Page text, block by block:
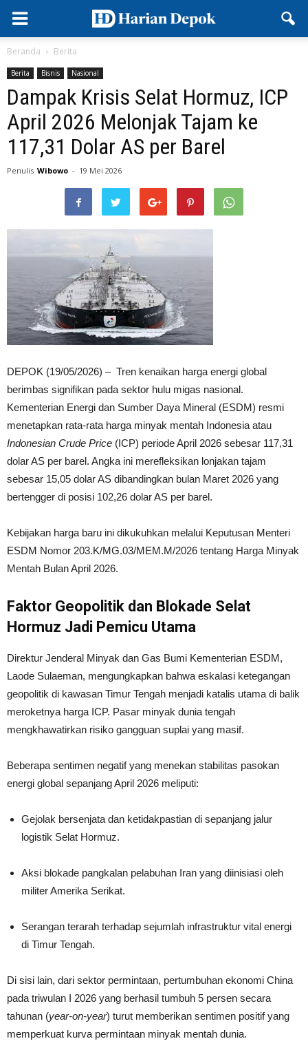
Beranda Berita
Berita Bisnis Nasional
Dampak Krisis Selat Hormuz, ICP
April 2026 Melonjak Tajam ke
117,31 Dolar AS per Barel
Penulis Wibowo - 19 Mei 2026
DEPOK (19/05/2026) – Tren kenaikan harga energi global
berimbas signifikan pada sektor hulu migas nasional.
Kementerian Energi dan Sumber Daya Mineral (ESDM) resmi
menetapkan rata-rata harga minyak mentah Indonesia atau
Indonesian Crude Price (ICP) periode April 2026 sebesar 117,31
dolar AS per barel. Angka ini merefleksikan lonjakan tajam
sebesar 15,05 dolar AS dibandingkan bulan Maret 2026 yang
bertengger di posisi 102,26 dolar AS per barel.
Kebijakan harga baru ini dikukuhkan melalui Keputusan Menteri
ESDM Nomor 203.K/MG.03/MEM.M/2026 tentang Harga Minyak
Mentah Bulan April 2026.
Faktor Geopolitik dan Blokade Selat
Hormuz Jadi Pemicu Utama
Direktur Jenderal Minyak dan Gas Bumi Kementerian ESDM,
Laode Sulaeman, mengungkapkan bahwa eskalasi ketegangan
geopolitik di kawasan Timur Tengah menjadi katalis utama di balik
meroketnya harga ICP. Pasar minyak dunia tengah
mengkhawatirkan risiko gangguan suplai yang masif.
Beberapa sentimen negatif yang menekan stabilitas pasokan
energi global sepanjang April 2026 meliputi:
Gejolak bersenjata dan ketidakpastian di sepanjang jalur
logistik Selat Hormuz.
Aksi blokade pangkalan pelabuhan Iran yang diinisiasi oleh
militer Amerika Serikat.
Serangan terarah terhadap sejumlah infrastruktur vital energi
di Timur Tengah.
Di sisi lain, dari sektor permintaan, pertumbuhan ekonomi China
pada triwulan I 2026 yang berhasil tumbuh 5 persen secara
tahunan (year-on-year) turut memberikan sentimen positif yang
memperkuat kurva permintaan minyak mentah dunia.